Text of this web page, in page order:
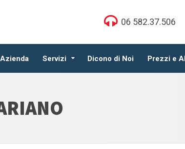
Azienda Servizi Dicono di Noi Prezzi e
06 582.37.506